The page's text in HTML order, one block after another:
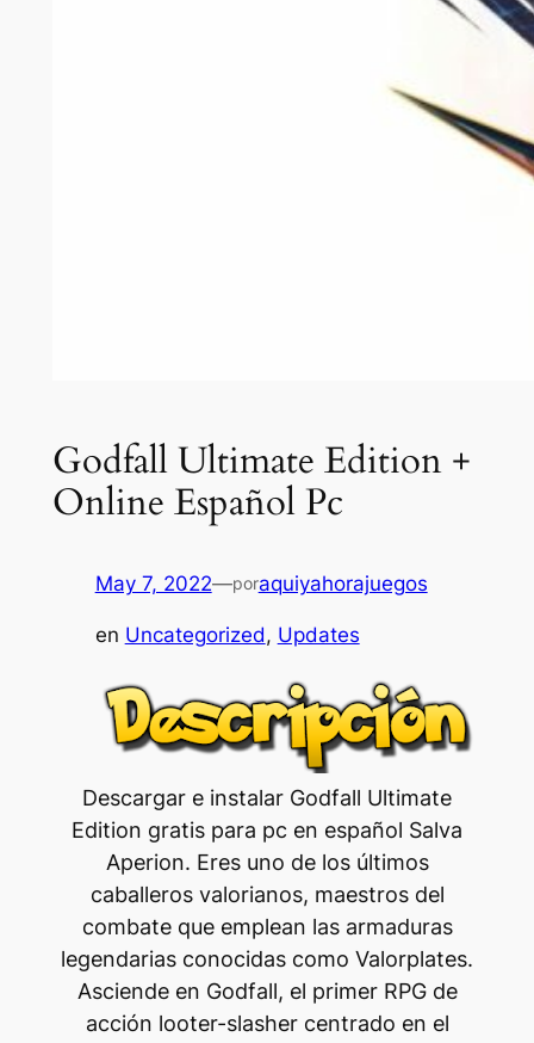
Godfall Ultimate Edition +
Online Español Pc
May 7, 2022—poraquiyahorajuegos
en Uncategorized, Updates
Descargar e instalar Godfall Ultimate
Edition gratis para pc en español Salva
Aperion. Eres uno de los últimos
caballeros valorianos, maestros del
combate que emplean las armaduras
legendarias conocidas como Valorplates.
Asciende en Godfall, el primer RPG de
acción looter-slasher centrado en el